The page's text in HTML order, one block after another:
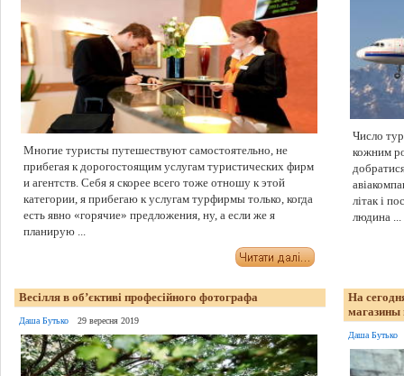
Многие туристы путешествуют самостоятельно, не
прибегая к дорогостоящим услугам туристических фирм
и агентств. Себя я скорее всего тоже отношу к этой
категории, я прибегаю к услугам турфирмы только, когда
есть явно «горячие» предложения, ну, а если же я
планирую ...
Число
кожним
літак і
людина ...
Весілля в об’єктиві професійного фотографа
Даша Бутько 29 вересня 2019
На
магазины
Даша Бутько